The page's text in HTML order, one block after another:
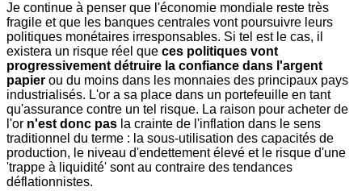
Je continue à penser que l'économie mondiale reste très
fragile et que les banques centrales vont poursuivre leurs
politiques monétaires irresponsables. Si tel est le cas, il
existera un risque réel que ces politiques vont
progressivement détruire la confiance dans l'argent
papier ou du moins dans les monnaies des principaux pays
industrialisés. L'or a sa place dans un portefeuille en tant
qu'assurance contre un tel risque. La raison pour acheter de
l'or n'est donc pas la crainte de l'inflation dans le sens
traditionnel du terme : la sous-utilisation des capacités de
production, le niveau d'endettement élevé et le risque d'une
'trappe à liquidité' sont au contraire des tendances
déflationnistes.